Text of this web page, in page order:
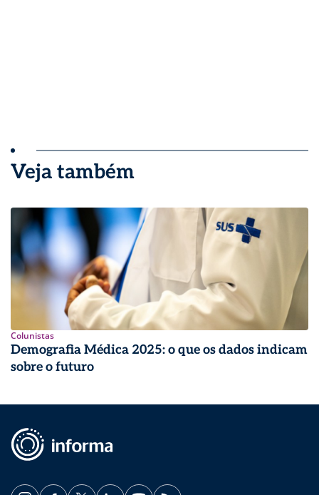
Veja também
Colunistas
Demografia Médica 2025: o que os dados indicam
sobre o futuro